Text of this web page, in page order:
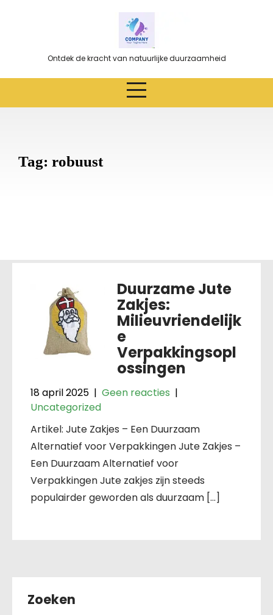
Ontdek de kracht van natuurlijke duurzaamheid
Tag: robuust
Duurzame Jute
Zakjes:
Milieuvriendelijk
e
Verpakkingsopl
ossingen
18 april 2025 | Geen reacties |
Uncategorized
Artikel: Jute Zakjes – Een Duurzaam
Alternatief voor Verpakkingen Jute Zakjes –
Een Duurzaam Alternatief voor
Verpakkingen Jute zakjes zijn steeds
populairder geworden als duurzaam […]
Zoeken